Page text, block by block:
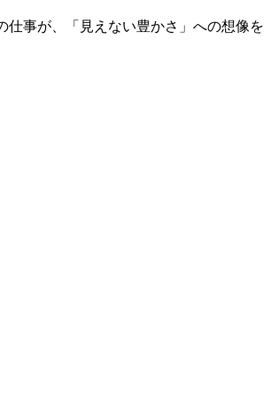
事が、「見えない豊かさ」への想像を